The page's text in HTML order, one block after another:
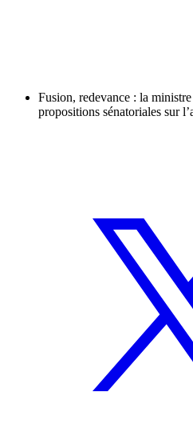
Fusion, redevance : la
propositions sénatoriales sur